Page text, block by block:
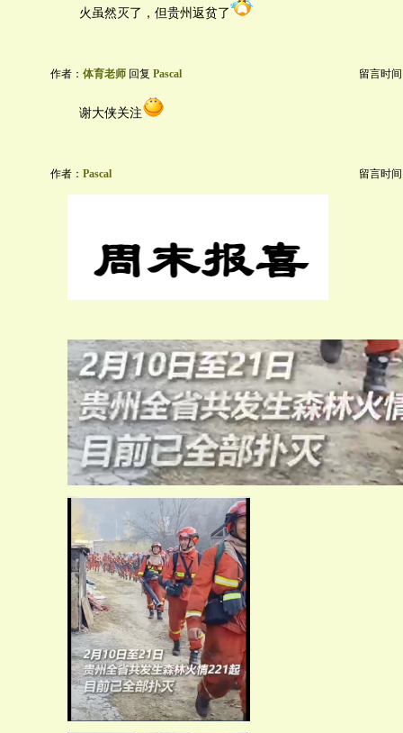
火虽然灭了，但贵州返贫了
作者： 体育老师 回复 Pascal 留言时间
谢大侠关注
作者： Pascal 留言时间